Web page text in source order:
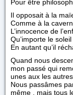
Pour être
Il opposait à la
Comme à la
L’innocence de
Qu’importe le
En autant qu’il
Quand nous
mon passé qui
unes aux les
Nous passâmes
même , mais tous